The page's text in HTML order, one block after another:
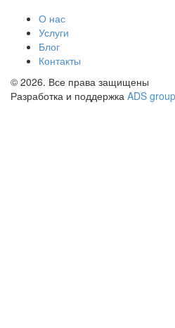
О нас
Услуги
Блог
Контакты
© 2026. Все права защищены
Разработка и поддержка ADS group